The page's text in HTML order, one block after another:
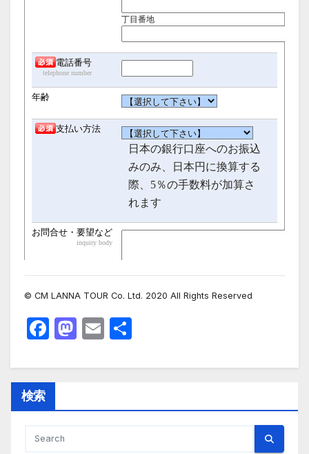
© CM LANNA TOUR Co. Ltd. 2020 All Rights Reserved
F
c
b
o
M
st
d
E
ail
検索